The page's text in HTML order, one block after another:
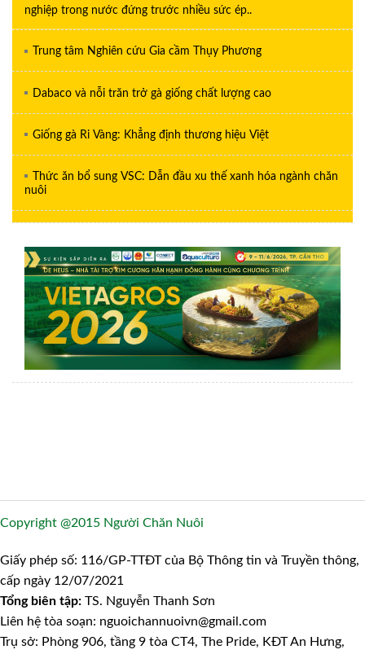
nghiệp trong nước đứng trước nhiều sức ép..
Trung tâm Nghiên cứu Gia cầm Thụy Phương
Dabaco và nỗi trăn trở gà giống chất lượng cao
Giống gà Ri Vàng: Khẳng định thương hiệu Việt
Thức ăn bổ sung VSC: Dẫn đầu xu thế xanh hóa ngành chăn
nuôi
Copyright @2015 Người Chăn Nuôi
Giấy phép số: 116/GP-TTĐT của Bộ Thông tin và Truyền thông,
cấp ngày 12/07/2021
Tổng biên tập: TS. Nguyễn Thanh Sơn
Liên hệ tòa soạn: nguoichannuoivn@gmail.com
Trụ sở: Phòng 906, tầng 9 tòa CT4, The Pride, KĐT An Hưng,